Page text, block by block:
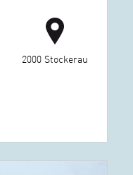
2000 Stockerau